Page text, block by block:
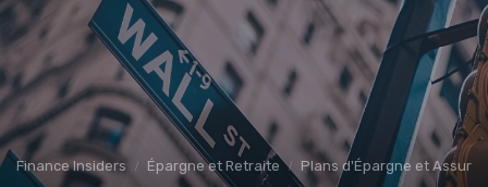
Finance Insiders Épargne et Retraite Plans d'Épargne et